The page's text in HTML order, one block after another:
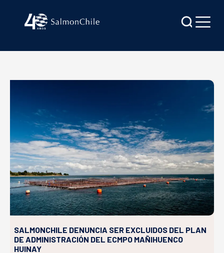
SALMONCHILE DENUNCIA SER EXCLUIDOS DEL PLAN
DE ADMINISTRACIÓN DEL ECMPO MAÑIHUENCO
HUINAY